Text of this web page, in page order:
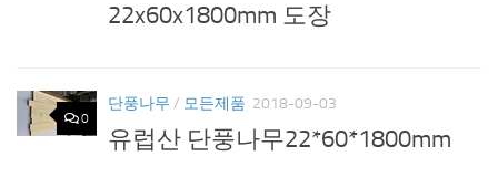
22x60x1800mm 도장
0
단풍나무 / 모든제품 2018-09-03
유럽산 단풍나무22*60*1800mm